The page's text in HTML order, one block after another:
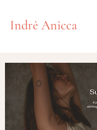
Indrė Anicca